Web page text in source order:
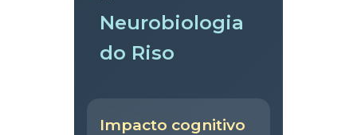
Neurobiologia
do Riso
Impacto cognitivo